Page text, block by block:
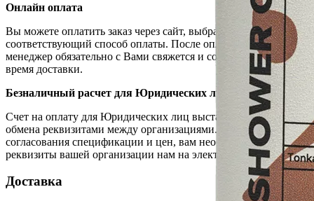
Онлайн оплата
Вы можете оплатить заказ через сайт, выбрав
соответствующий способ оплаты. После оплаты товара, наш
менеджер обязательно с Вами свяжется и согласует дату и
время доставки.
Безналичный расчет для Юридических лиц
Счет на оплату для Юридических лиц выставляется после
обмена реквизитами между организациями. После
согласования спецификации и цен, вам необходимо направить
реквизиты вашей организации нам на электронный адрес.
Доставка